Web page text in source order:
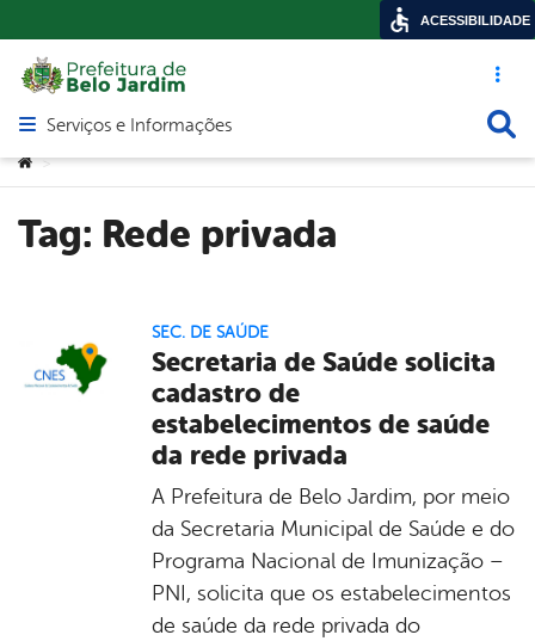
Acesso
Abrir menu principal de navegação
Serviços e Informações
Você está aqui:
>
Tag: Rede privada
SEC. DE SAÚDE
Secretaria de Saúde solicita
cadastro de
estabelecimentos de saúde
da rede privada
A Prefeitura de Belo Jardim, por meio
da Secretaria Municipal de Saúde e do
Programa Nacional de Imunização –
PNI, solicita que os estabelecimentos
de saúde da rede privada do
ACESSIBILIDADE